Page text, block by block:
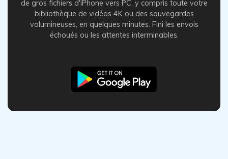
de gros fichiers d'iPhone vers PC, y compris toute votre
bibliothèque de vidéos 4K ou des sauvegardes
volumineuses, en quelques minutes. Fini les envois
échoués ou les attentes interminables.